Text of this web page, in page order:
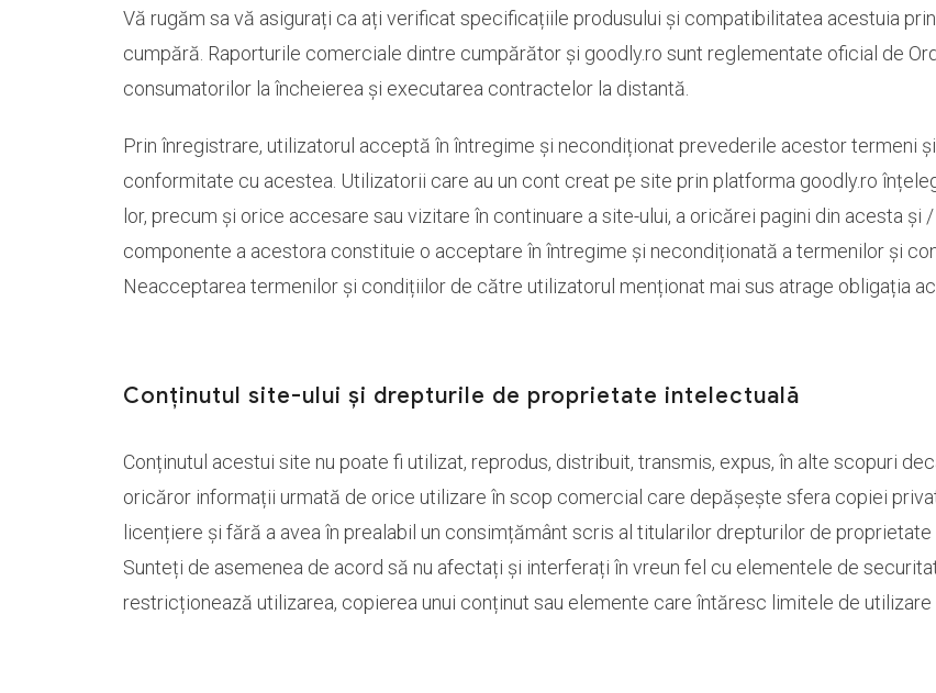
Vă rugăm sa vă asigurați ca ați verificat specificațiile produsului și compatibilitatea acestuia
cumpără. Raporturile comerciale dintre cumpărător și goodly.ro sunt reglementate oficial de
consumatorilor la încheierea și executarea contractelor la distantă.
Prin înregistrare, utilizatorul acceptă în întregime și necondiționat prevederile acestor termeni
conformitate cu acestea. Utilizatorii care au un cont creat pe site prin platforma goodly.ro
lor, precum și orice accesare sau vizitare în continuare a site-ului, a oricărei pagini din acesta
componente a acestora constituie o acceptare în întregime și necondiționată a termenilor și
Neacceptarea termenilor și condițiilor de către utilizatorul menționat mai sus atrage obligația
Conținutul site-ului și drepturile de proprietate intelectuală
Conținutul acestui site nu poate fi utilizat, reprodus, distribuit, transmis, expus, în alte scopuri
oricăror informații urmată de orice utilizare în scop comercial care depășește sfera copiei
licențiere și fără a avea în prealabil un consimțământ scris al titularilor drepturilor de
Sunteți de asemenea de acord să nu afectați și interferați în vreun fel cu elementele de
restricționează utilizarea, copierea unui conținut sau elemente care întăresc limitele de utilizare